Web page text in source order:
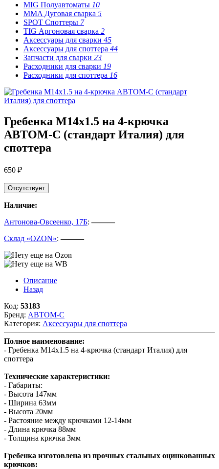
MIG Полуавтоматы 10
MMA Дуговая сварка 5
SPOT Споттеры 7
TIG Аргоновая сварка 2
Аксессуары для сварки 45
Аксессуары для споттера 44
Запчасти для сварки 23
Расходники для сварки 19
Расходники для споттера 16
Гребенка М14х1.5 на 4-крючка
АВТОМ-С (стандарт Италия) для
споттера
650 ₽
Отсутствует
Наличие:
Антонова-Овсеенко, 17Б:———
Склад «OZON»:———
Описание
Назад
Код: 53183
Бренд: АВТОМ-С
Категория: Аксессуары для споттера
Полное наименование:
- Гребенка М14х1.5 на 4-крючка (стандарт Италия) для
споттера
Технические характеристики:
- Габариты:
- Высота 147мм
- Ширина 63мм
- Высота 20мм
- Растояние между крючками 12-14мм
- Длина крючка 88мм
- Толщина крючка 3мм
Гребенка изготовлена из прочных стальных оцинкованных
крючков: